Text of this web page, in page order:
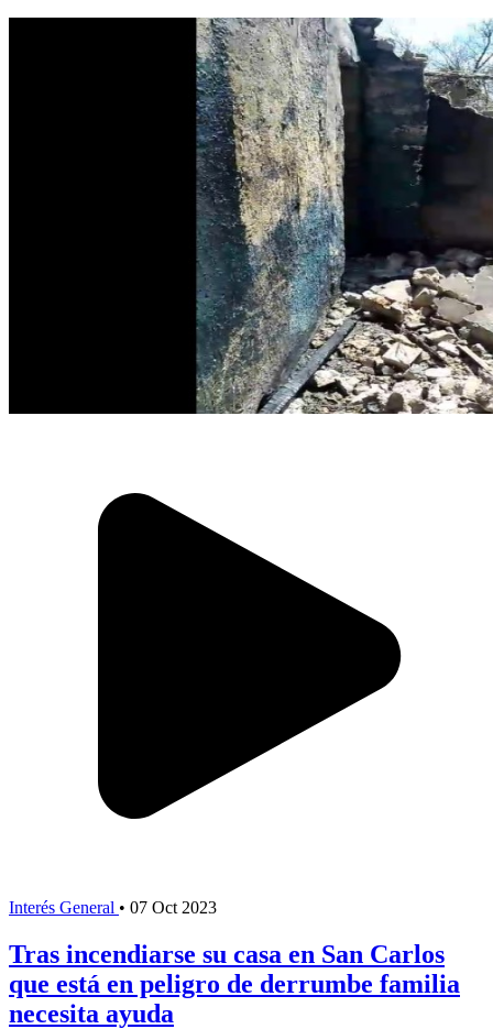
Interés General • 07 Oct 2023
Tras incendiarse su casa en San Carlos
que está en peligro de derrumbe familia
necesita ayuda